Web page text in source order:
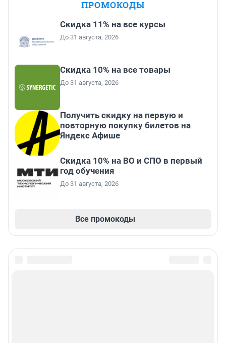
ПРОМОКОДЫ
Скидка 11% на все курсы
До 31 августа, 2026
Скидка 10% на все товары
До 31 августа, 2026
Получить скидку на первую и
повторную покупку билетов на
Яндекс Афише
Скидка 10% на ВО и СПО в первый
год обучения
До 31 августа, 2026
Все промокоды